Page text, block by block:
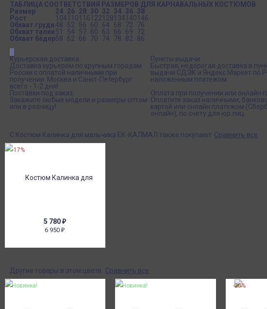
ТАБЛИЦА СООТВЕТСТВИЯ РАЗМЕРОВ ДЛЯ КАРНАВАЛЬНЫХ КОСТЮМОВ
Размер
24 26 28 30 32 34 36 38
Рост
104110116122128134140146
Обхват груди 48 52 56 60 64 68 72
76
Обхват талии51 54 57 60 63 66 69
72
Обхват бёдер58 62 66 70 74 78 82 86
Курьерская доставка
Доставка курьером по крупным городам
России с оплатой наличными при
получении. Москва и Санкт-Петербург
всего - 1-2 дня!
Пункты выдачи
Быстрая, недорогая доставка в
выдачи СДЭК и Яндекс Маркет по
наложенным платежом.
Поставки под заказ.
Закажите любые модели и размеры оптом
или в розницу!
Оплата при получении или онлайн
Оплатите заказ наличными,
картой или онлайн платежом
онлайн), по счету для юр.лиц.
С Костюм Калинка для мальчика ЕК-КАЛМАЛ также покупают Сравнить все
5 780₽
6 950₽
-17%
Другие товары в этом цвете: Сравнить все
Новинка! Новинка! -20%